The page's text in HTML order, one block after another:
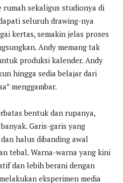
rumah sekaligus studionya di
seluruh drawing-nya
kertas, semakin jelas proses
Andy memang tak
produksi kalender. Andy
hingga sedia belajar dari
menggambar.
bentuk dan rupanya,
Garis-garis yang
halus dibanding awal
tebal. Warna-warna yang kini
dan lebih berani dengan
eksperimen media